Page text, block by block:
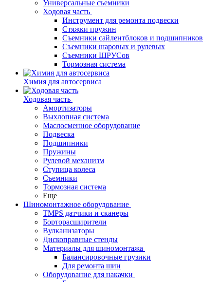
Универсальные съемники
Ходовая часть
Инструмент для ремонта подвески
Стяжки пружин
Съемники сайлентблоков и подшипников
Съемники шаровых и рулевых
Съемники ШРУСов
Тормозная система
Химия для автосервиса
Ходовая часть
Амортизаторы
Выхлопная система
Маслосменное оборудование
Подвеска
Подшипники
Пружины
Рулевой механизм
Ступица колеса
Съемники
Тормозная система
Еще
Шиномонтажное оборудование
TMPS датчики и сканеры
Борторасширители
Вулканизаторы
Дископравные стенды
Материалы для шиномонтажа
Балансировочные грузики
Для ремонта шин
Оборудование для накачки